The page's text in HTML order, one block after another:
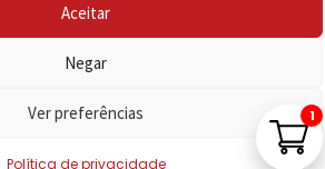
Aceitar
Negar
Ver preferências
Política de privacidade
1